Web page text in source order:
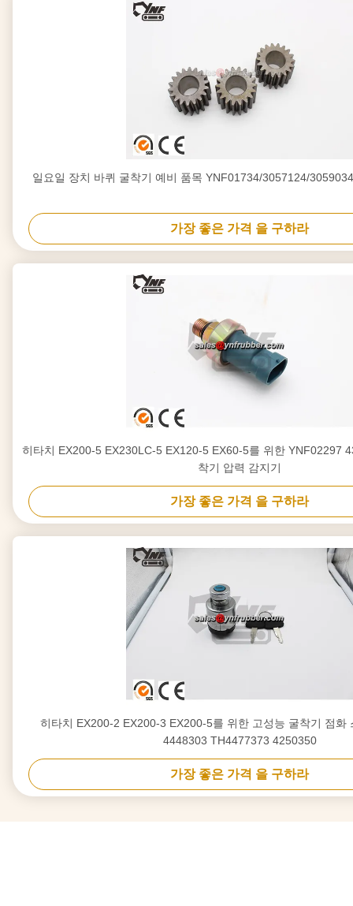
일요일 장치 바퀴 굴착기 예비 품목 YNF01734/3057124/
가장 좋은 가격 을 구하라
히타치 EX200-5 EX230LC-5 EX120-5 EX60-5를 위한 YNF02297
착기 압력 감지기
가장 좋은 가격 을 구하라
히타치 EX200-2 EX200-3 EX200-5를 위한 고성능 굴착기 점화
4448303 TH4477373 4250350
가장 좋은 가격 을 구하라